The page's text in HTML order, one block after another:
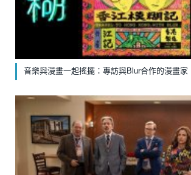
音樂與漫畫一起搖擺：專訪與Blur合作的漫畫家